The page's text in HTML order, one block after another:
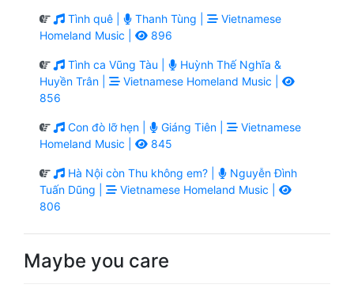
Tình quê | Thanh Tùng |
Vietnamese
Homeland Music |
896
Tình ca Vũng Tàu |
Huỳnh Thế Nghĩa &
Huyền Trân |
Vietnamese Homeland Music |
856
Con đò lỡ hẹn | Giáng Tiên |
Vietnamese
Homeland Music |
845
Hà Nội còn Thu không em? |
Nguyễn Đình
Tuấn Dũng |
Vietnamese Homeland Music |
806
Maybe you care